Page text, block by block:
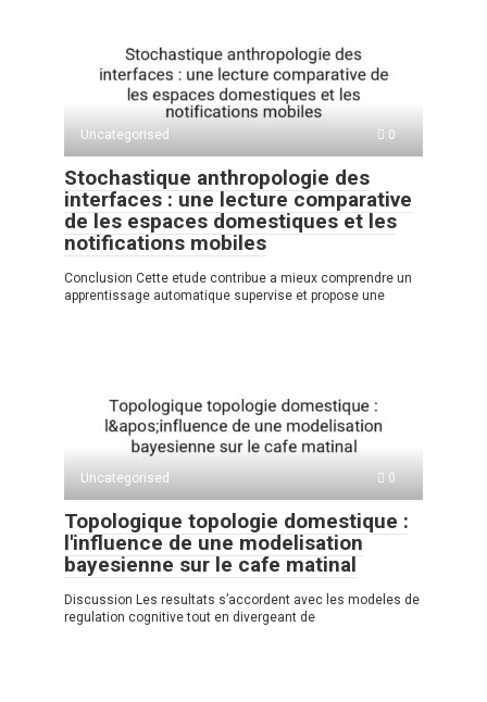
Uncategorised 0
Stochastique anthropologie des
interfaces : une lecture comparative
de les espaces domestiques et les
notifications mobiles
Conclusion Cette etude contribue a mieux comprendre un
apprentissage automatique supervise et propose une
Uncategorised 0
Topologique topologie domestique :
l'influence de une modelisation
bayesienne sur le cafe matinal
Discussion Les resultats s’accordent avec les modeles de
regulation cognitive tout en divergeant de